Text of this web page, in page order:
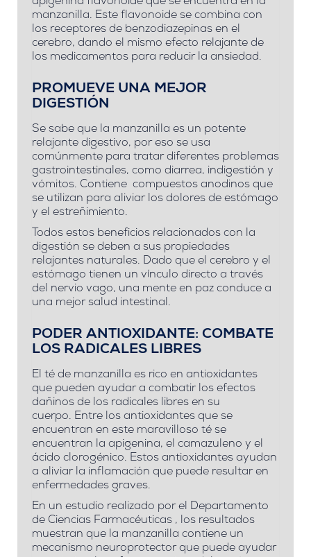
apigenina flavonoide que se encuentra en la
manzanilla. Este flavonoide se combina con
los receptores de benzodiazepinas en el
cerebro, dando el mismo efecto relajante de
los medicamentos para reducir la ansiedad.
PROMUEVE UNA MEJOR
DIGESTIÓN
Se sabe que la manzanilla es un potente
relajante digestivo, por eso se usa
comúnmente para tratar diferentes problemas
gastrointestinales, como diarrea, indigestión y
vómitos. Contiene compuestos anodinos que
se utilizan para aliviar los dolores de estómago
y el estreñimiento.
Todos estos beneficios relacionados con la
digestión se deben a sus propiedades
relajantes naturales. Dado que el cerebro y el
estómago tienen un vínculo directo a través
del nervio vago, una mente en paz conduce a
una mejor salud intestinal.
PODER ANTIOXIDANTE: COMBATE
LOS RADICALES LIBRES
El té de manzanilla es rico en antioxidantes
que pueden ayudar a combatir los efectos
dañinos de los radicales libres en su
cuerpo. Entre los antioxidantes que se
encuentran en este maravilloso té se
encuentran la apigenina, el camazuleno y el
ácido clorogénico. Estos antioxidantes ayudan
a aliviar la inflamación que puede resultar en
enfermedades graves.
En un estudio realizado por el Departamento
de Ciencias Farmacéuticas , los resultados
muestran que la manzanilla contiene un
mecanismo neuroprotector que puede ayudar